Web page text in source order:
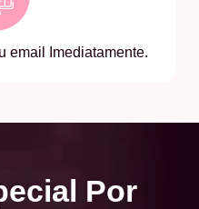
email Imediatamente.
Por